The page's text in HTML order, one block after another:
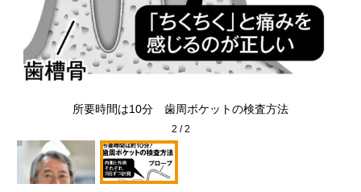
所要時間は10分 歯周ポケットの検査方法
2 /2